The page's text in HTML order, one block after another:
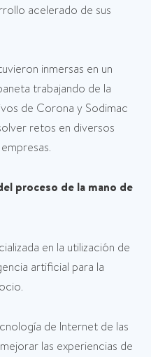
acelerado de sus
inmersas en un
trabajando de la
de Corona y Sodimac
retos en diversos
proceso de la mano de
en la utilización de
artificial para la
de Internet de las
las experiencias de